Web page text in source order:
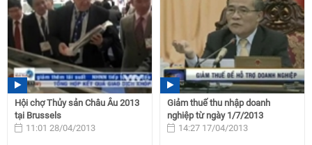
Hội chợ Thủy sản Châu Âu 2013
tại Brussels
11:01 28/04/2013
Giảm thuế thu nhập doanh
nghiệp từ ngày 1/7/2013
14:27 17/04/2013